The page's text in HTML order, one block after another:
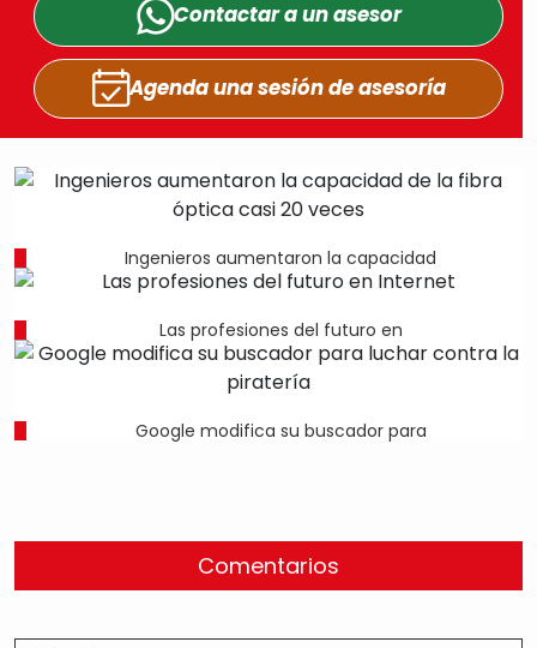
Contactar a unasesor
Agenda una sesiónde asesoría
Ingenieros aumentaron la capacidad
Las profesiones del futuro en
Google modifica su buscador para
Comentarios